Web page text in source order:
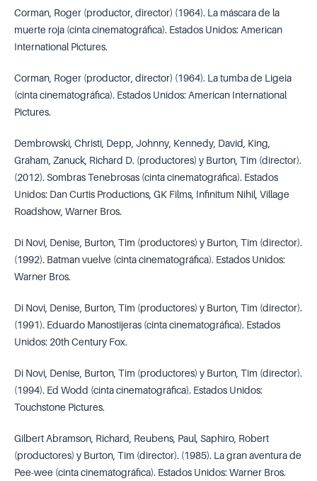
Corman, Roger (productor, director) (1964). La máscara de la
muerte roja (cinta cinematográfica). Estados Unidos: American
International Pictures.
Corman, Roger (productor, director) (1964). La tumba de Ligeia
(cinta cinematográfica). Estados Unidos: American International
Pictures.
Dembrowski, Christi, Depp, Johnny, Kennedy, David, King,
Graham, Zanuck, Richard D. (productores) y Burton, Tim (director).
(2012). Sombras Tenebrosas (cinta cinematográfica). Estados
Unidos: Dan Curtis Productions, GK Films, Infinitum Nihil, Village
Roadshow, Warner Bros.
Di Novi, Denise, Burton, Tim (productores) y Burton, Tim (director).
(1992). Batman vuelve (cinta cinematográfica). Estados Unidos:
Warner Bros.
Di Novi, Denise, Burton, Tim (productores) y Burton, Tim (director).
(1991). Eduardo Manostijeras (cinta cinematográfica). Estados
Unidos: 20th Century Fox.
Di Novi, Denise, Burton, Tim (productores) y Burton, Tim (director).
(1994). Ed Wodd (cinta cinematográfica). Estados Unidos:
Touchstone Pictures.
Gilbert Abramson, Richard, Reubens, Paul, Saphiro, Robert
(productores) y Burton, Tim (director). (1985). La gran aventura de
Pee-wee (cinta cinematográfica). Estados Unidos: Warner Bros.